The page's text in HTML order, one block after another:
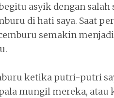
asyik dengan
di hati saya. Saat
semakin
ketika putri-putri
mungil mereka,